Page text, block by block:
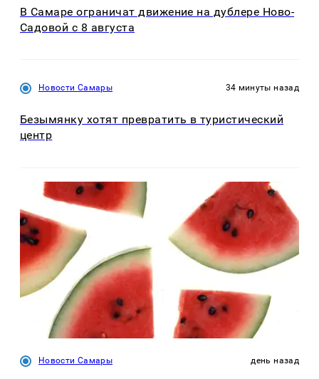
В Самаре ограничат движение на дублере Ново-
Садовой с 8 августа
Новости Самары 34 минуты назад
Безымянку хотят превратить в туристический
центр
Новости Самары день назад